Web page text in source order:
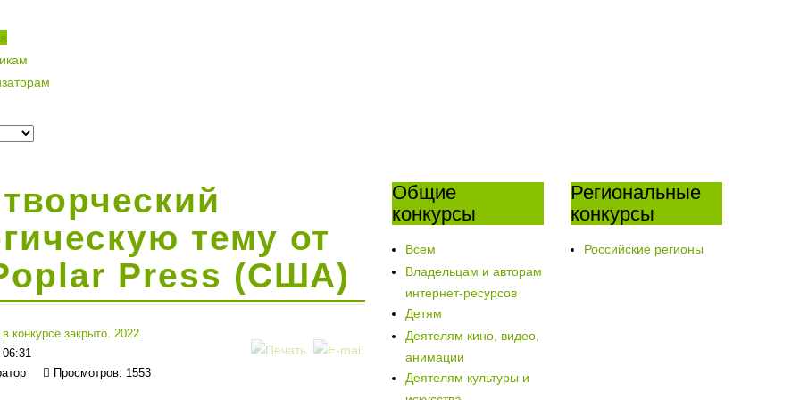
тему от
Press (США)
конкурсе закрыто. 2022
Просмотров: 1553
Общие
конкурсы
Всем
Владельцам и авторам
интернет-ресурсов
Детям
Деятелям кино, видео,
анимации
Деятелям культуры и
Региональные
конкурсы
Российские регионы